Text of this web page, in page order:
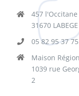
457 l'Occitane
31670 LABEGE
05 82 95 37 75
Maison
1039 rue
2